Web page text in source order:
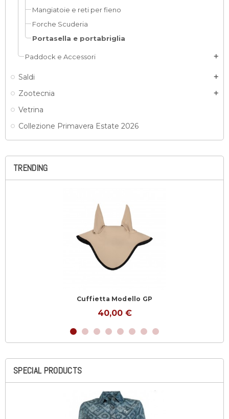
Mangiatoie e reti per fieno
Forche Scuderia
Portasella e portabriglia
Paddock e Accessori add
Saldi add
Zootecnia add
Vetrina
Collezione Primavera Estate 2026
TRENDING
Cuffietta Modello GP
40,00 €
SPECIAL PRODUCTS